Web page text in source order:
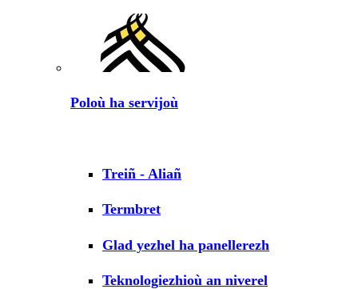
Poloù ha servijoù
Treiñ - Aliañ
Termbret
Glad yezhel ha panellerezh
Teknologiezhioù an niverel